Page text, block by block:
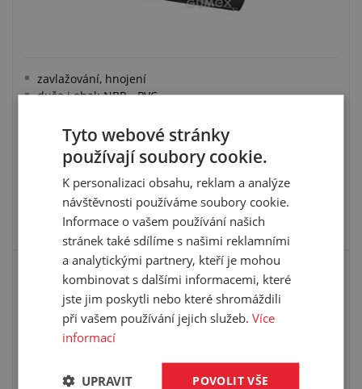
zavlažování, hnojení
duše i obal: NBR - PVC
pracovní teplota: -20 °C/+80 °C
VYBRAT VARIANTU
P-FLEX
Tyto webové stránky
používají soubory cookie.
K personalizaci obsahu, reklam a analýze
návštěvnosti používáme soubory cookie.
Informace o vašem používání našich
stránek také sdílíme s našimi reklamními
a analytickými partnery, kteří je mohou
kombinovat s dalšími informacemi, které
jste jim poskytli nebo které shromáždili
při vašem používání jejich služeb.Více
informací
POVOLIT VŠE
UPRAVIT